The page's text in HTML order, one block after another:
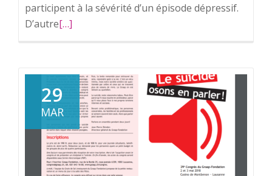
participent à la sévérité d’un épisode dépressif.
D’autreEn
surDépression
résistante.
[…]
29
MAR